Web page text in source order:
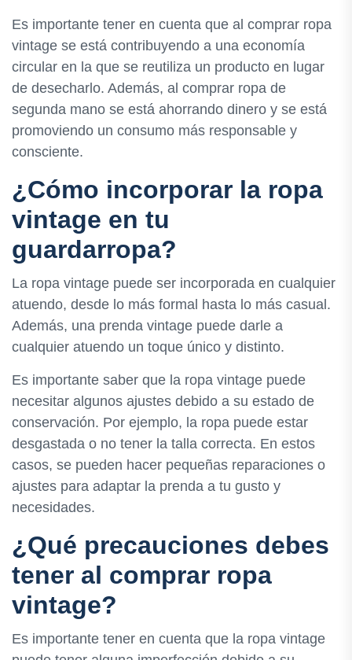
Es importante tener en cuenta que al comprar ropa
vintage se está contribuyendo a una economía
circular en la que se reutiliza un producto en lugar
de desecharlo. Además, al comprar ropa de
segunda mano se está ahorrando dinero y se está
promoviendo un consumo más responsable y
consciente.
¿Cómo incorporar la ropa
vintage en tu
guardarropa?
La ropa vintage puede ser incorporada en cualquier
atuendo, desde lo más formal hasta lo más casual.
Además, una prenda vintage puede darle a
cualquier atuendo un toque único y distinto.
Es importante saber que la ropa vintage puede
necesitar algunos ajustes debido a su estado de
conservación. Por ejemplo, la ropa puede estar
desgastada o no tener la talla correcta. En estos
casos, se pueden hacer pequeñas reparaciones o
ajustes para adaptar la prenda a tu gusto y
necesidades.
¿Qué precauciones debes
tener al comprar ropa
vintage?
Es importante tener en cuenta que la ropa vintage